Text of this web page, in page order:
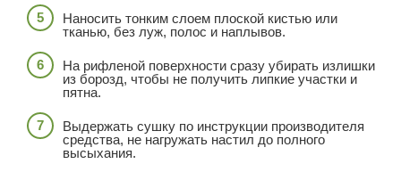
Наносить тонким слоем плоской кистью или
тканью, без луж, полос и наплывов.
На рифленой поверхности сразу убирать излишки
из борозд, чтобы не получить липкие участки и
пятна.
Выдержать сушку по инструкции производителя
средства, не нагружать настил до полного
высыхания.